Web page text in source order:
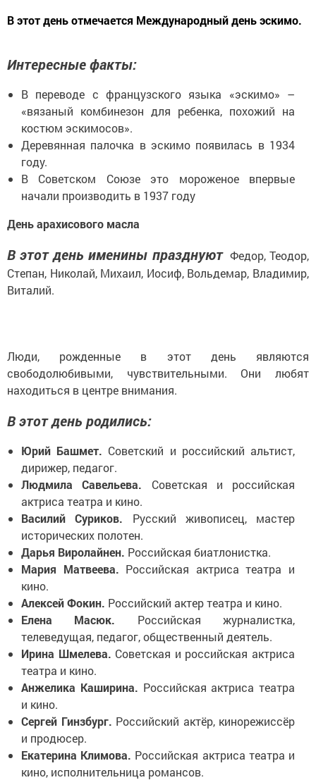
В этот день отмечается Международный день эскимо.
Интересные факты:
В переводе с французского языка «эскимо» –
«вязаный комбинезон для ребенка, похожий на
костюм эскимосов».
Деревянная палочка в эскимо появилась в 1934
году.
В Советском Союзе это мороженое впервые
начали производить в 1937 году
День арахисового масла
В этот день именины празднуютФедор, Теодор,
Степан, Николай, Михаил, Иосиф, Вольдемар, Владимир,
Виталий.
Люди, рожденные в этот день являются
свободолюбивыми, чувствительными. Они любят
находиться в центре внимания.
В этот день родились:
Юрий Башмет. Советский и российский альтист,
дирижер, педагог.
Людмила Савельева. Советская и российская
актриса театра и кино.
Василий Суриков. Русский живописец, мастер
исторических полотен.
Дарья Виролайнен. Российская биатлонистка.
Мария Матвеева. Российская актриса театра и
кино.
Алексей Фокин. Российский актер театра и кино.
Елена Масюк. Российская журналистка,
телеведущая, педагог, общественный деятель.
Ирина Шмелева. Советская и российская актриса
театра и кино.
Анжелика Каширина. Российская актриса театра
и кино.
Сергей Гинзбург. Российский актёр, кинорежиссёр
и продюсер.
Екатерина Климова. Российская актриса театра и
кино, исполнительница романсов.